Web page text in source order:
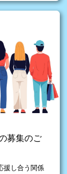
募集のご
援し合う関係